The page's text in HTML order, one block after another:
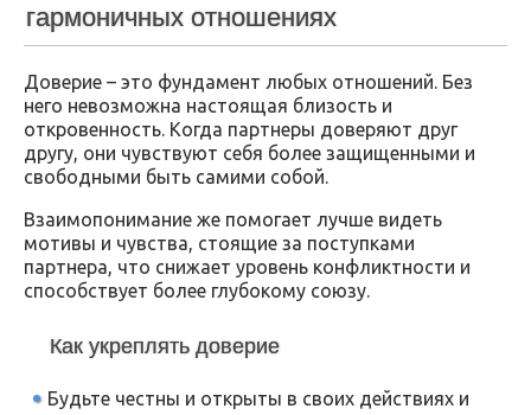
гармоничных отношениях
Доверие – это фундамент любых отношений. Без
него невозможна настоящая близость и
откровенность. Когда партнеры доверяют друг
другу, они чувствуют себя более защищенными и
свободными быть самими собой.
Взаимопонимание же помогает лучше видеть
мотивы и чувства, стоящие за поступками
партнера, что снижает уровень конфликтности и
способствует более глубокому союзу.
Как укреплять доверие
Будьте честны и открыты в своих действиях и